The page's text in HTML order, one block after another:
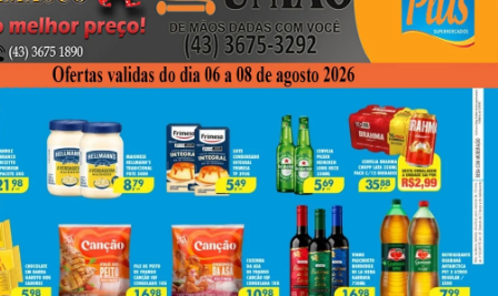
Homem Sofre Ataque Cardíaco
Durante Relação Sexual, Morre E
Caso Gera Batalha Judicial Por
Doação De Órgãos